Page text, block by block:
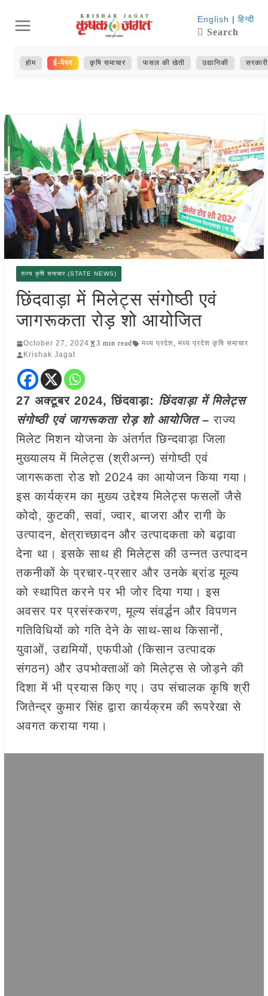
content
English | हिन्दी
Search
होम ई-पेपर कृषि समाचार फसल की खेती उद्यानिकी
राज्य कृषि समाचार (STATE NEWS)
छिंदवाड़ा में मिलेट्स संगोष्ठी एवं
जागरूकता रोड़ शो आयोजित
October 27, 2024 3 min read मध्य प्रदेश, मध्य प्रदेश कृषि समाचार
Krishak Jagat
27 अक्टूबर 2024, छिंदवाड़ा: छिंदवाड़ा में मिलेट्स
संगोष्ठी एवं जागरूकता रोड़ शो आयोजित –राज्य
मिलेट मिशन योजना के अंतर्गत छिन्दवाड़ा जिला
मुख्यालय में मिलेट्स (श्रीअन्न) संगोष्ठी एवं
जागरूकता रोड शो 2024 का आयोजन किया गया।
इस कार्यक्रम का मुख्य उद्देश्य मिलेट्स फसलों जैसे
कोदो, कुटकी, सवां, ज्वार, बाजरा और रागी के
उत्पादन, क्षेत्राच्छादन और उत्पादकता को बढ़ावा
देना था। इसके साथ ही मिलेट्स की उन्नत उत्पादन
तकनीकों के प्रचार-प्रसार और उनके ब्रांड मूल्य
को स्थापित करने पर भी जोर दिया गया। इस
अवसर पर प्रसंस्करण, मूल्य संवर्द्धन और विपणन
गतिविधियों को गति देने के साथ-साथ किसानों,
युवाओं, उद्यमियों, एफपीओ (किसान उत्पादक
संगठन) और उपभोक्ताओं को मिलेट्स से जोड़ने की
दिशा में भी प्रयास किए गए। उप संचालक कृषि श्री
जितेन्द्र कुमार सिंह द्वारा कार्यक्रम की रूपरेखा से
अवगत कराया गया।